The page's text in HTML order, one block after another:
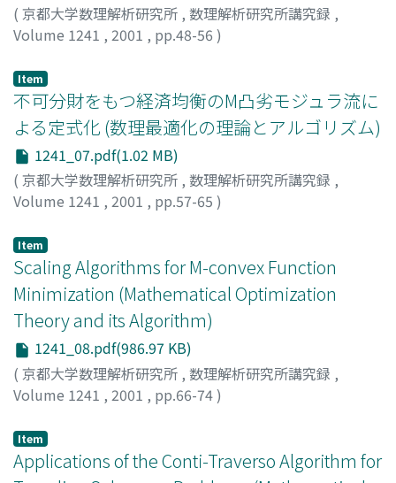
( 京都大学数理解析研究所 , 数理解析研究所講究録 ,
Volume 1241 , 2001 , pp.48-56 )
Item
不可分財をもつ経済均衡のM凸劣モジュラ流に
よる定式化 (数理最適化の理論とアルゴリズム)
1241_07.pdf(1.02 MB)
( 京都大学数理解析研究所 , 数理解析研究所講究録 ,
Volume 1241 , 2001 , pp.57-65 )
Item
Scaling Algorithms for M-convex Function
Minimization (Mathematical Optimization
Theory and its Algorithm)
1241_08.pdf(986.97 KB)
( 京都大学数理解析研究所 , 数理解析研究所講究録 ,
Volume 1241 , 2001 , pp.66-74)
口, 聡子
Item
Applications of the Conti-Traverso Algorithm for